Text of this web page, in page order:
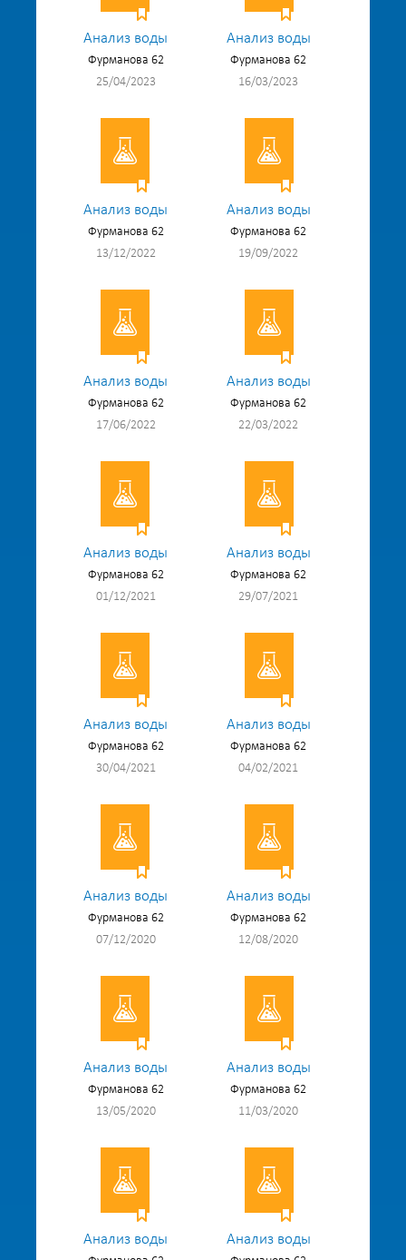
Анализ воды
Фурманова 62
25/04/2023
Анализ воды
Фурманова 62
16/03/2023
Анализ воды
Фурманова 62
13/12/2022
Анализ воды
Фурманова 62
19/09/2022
Анализ воды
Фурманова 62
17/06/2022
Анализ воды
Фурманова 62
22/03/2022
Анализ воды
Фурманова 62
01/12/2021
Анализ воды
Фурманова 62
29/07/2021
Анализ воды
Фурманова 62
30/04/2021
Анализ воды
Фурманова 62
04/02/2021
Анализ воды
Фурманова 62
07/12/2020
Анализ воды
Фурманова 62
12/08/2020
Анализ воды
Фурманова 62
13/05/2020
Анализ воды
Фурманова 62
11/03/2020
Анализ воды Анализ воды